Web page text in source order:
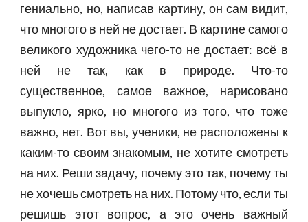
гениально, но, написав картину, он сам видит,
что многого в ней не достает. В картине самого
великого художника чего-то не достает: всё в
ней не так, как в природе. Что-то
существенное, самое важное, нарисовано
выпукло, ярко, но многого из того, что тоже
важно, нет. Вот вы, ученики, не расположены к
каким-то своим знакомым, не хотите смотреть
на них. Реши задачу, почему это так, почему ты
не хочешь смотреть на них. Потому что, если ты
решишь этот вопрос, а это очень важный